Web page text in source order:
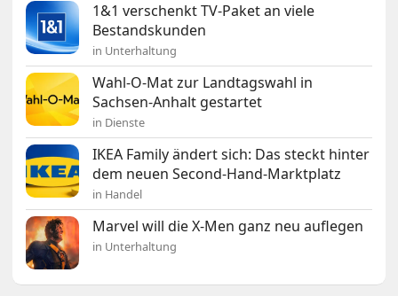
1&1 verschenkt TV-Paket an viele
Bestandskunden
in Unterhaltung
Wahl-O-Mat zur Landtagswahl in
Sachsen-Anhalt gestartet
in Dienste
IKEA Family ändert sich: Das steckt hinter
dem neuen Second-Hand-Marktplatz
in Handel
Marvel will die X-Men ganz neu auflegen
in Unterhaltung